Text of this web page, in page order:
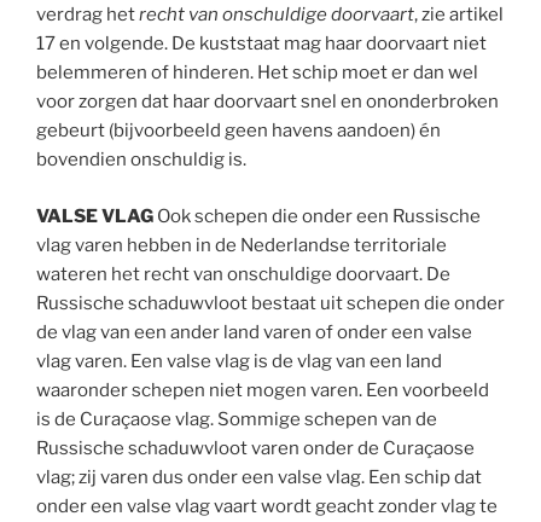
verdrag hetrecht van onschuldige doorvaart, zie artikel
17 en volgende. De kuststaat mag haar doorvaart niet
belemmeren of hinderen. Het schip moet er dan wel
voor zorgen dat haar doorvaart snel en ononderbroken
gebeurt (bijvoorbeeld geen havens aandoen) én
bovendien onschuldig is.
VALSE VLAG Ook schepen die onder een Russische
vlag varen hebben in de Nederlandse territoriale
wateren het recht van onschuldige doorvaart. De
Russische schaduwvloot bestaat uit schepen die onder
de vlag van een ander land varen of onder een valse
vlag varen. Een valse vlag is de vlag van een land
waaronder schepen niet mogen varen. Een voorbeeld
is de Curaçaose vlag. Sommige schepen van de
Russische schaduwvloot varen onder de Curaçaose
vlag; zij varen dus onder een valse vlag. Een schip dat
onder een valse vlag vaart wordt geacht zonder vlag te